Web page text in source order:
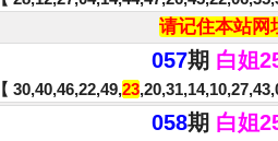
请记住本站网
057期 白姐
【 30,40,46,22,49,23
058期 白姐